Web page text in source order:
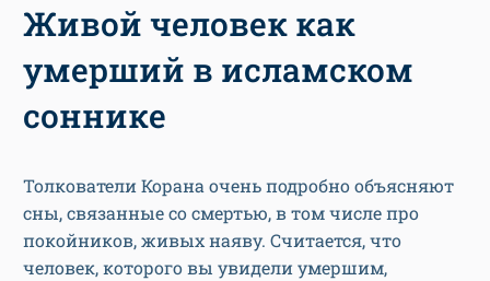
Живой человек как
умерший в исламском
соннике
Толкователи Корана очень подробно объясняют
сны, связанные со смертью, в том числе про
покойников, живых наяву. Считается, что
человек, которого вы увидели умершим,